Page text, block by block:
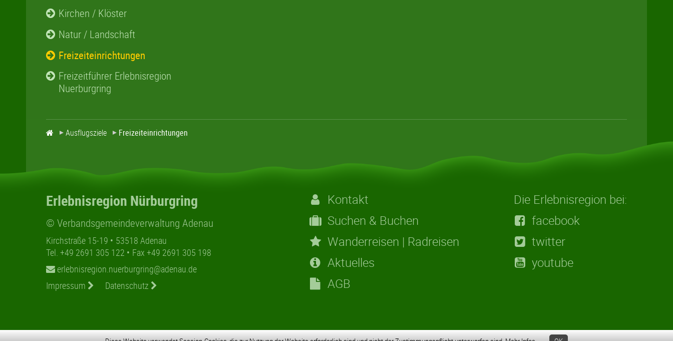
Kirchen / Klöster
Natur / Landschaft
Freizeiteinrichtungen
Freizeitführer Erlebnisregion
Nuerburgring
Ausflugsziele Freizeiteinrichtungen
Erlebnisregion Nürburgring
© Verbandsgemeindeverwaltung Adenau
Kirchstraße 15-19
53518 Adenau
Tel. +49 2691 305 122
Fax +49 2691 305 198
erlebnisregion.nuerburgring@adenau.de
Impressum
Datenschutz
Kontakt
Suchen & Buchen
Wanderreisen | Radreisen
Aktuelles
AGB
Die Erlebnisregion bei:
facebook
twitter
youtube